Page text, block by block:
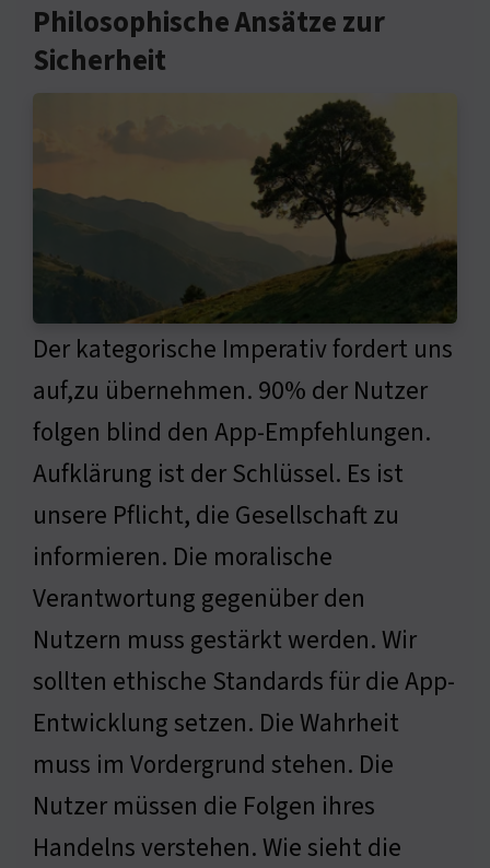
Philosophische Ansätze zur
Sicherheit
Der kategorische Imperativ fordert uns
auf,zu übernehmen. 90% der Nutzer
folgen blind den App-Empfehlungen.
Aufklärung ist der Schlüssel. Es ist
unsere Pflicht, die Gesellschaft zu
informieren. Die moralische
Verantwortung gegenüber den
Nutzern muss gestärkt werden. Wir
sollten ethische Standards für die App-
Entwicklung setzen. Die Wahrheit
muss im Vordergrund stehen. Die
Nutzer müssen die Folgen ihres
Handelns verstehen. Wie sieht die